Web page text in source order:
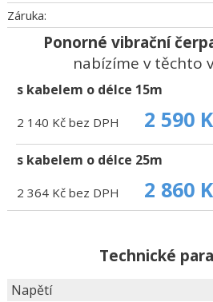
Záruka:
Ponorné vibrační
nabízíme v těchto
s kabelem o délce 15m
2 140 Kč bez DPH 2 590
s kabelem o délce 25m
2 364 Kč bez DPH 2 860
Technické
Napětí